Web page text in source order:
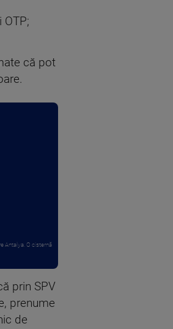
că pot
Antalya. O cisternă
prin SPV
prenume
de